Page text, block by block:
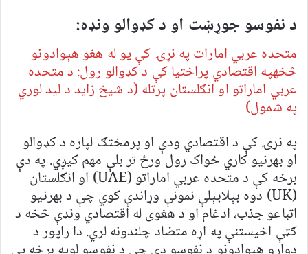
د نفوسو جوړښت او د کډوالو ونډه:
متحده عربي امارات په نړۍ کې یو له هغو هېوادونو
څخهپه اقتصادي پراختیا کې د کډوالو رول: د متحده
عربي اماراتو او انګلستان پرتله (د شیخ زاید د لید لوري
په شمول)
په نړۍ کې د اقتصادي ودې او پرمختګ لپاره د کډوالو
او بهرنیو کاري ځواک رول ورځ تر بلې مهم کیږي. په دې
برخه کې د متحده عربي اماراتو (UAE) او انګلستان
(UK) دوه بېلابېلې نمونې وړاندې کوي چې د بهرنیو
اتباعو جذب، ادغام او د هغوی له اقتصادي ونډې څخه د
ګټې اخیستنې په اړه متضاد چلندونه لري. دا راپور د